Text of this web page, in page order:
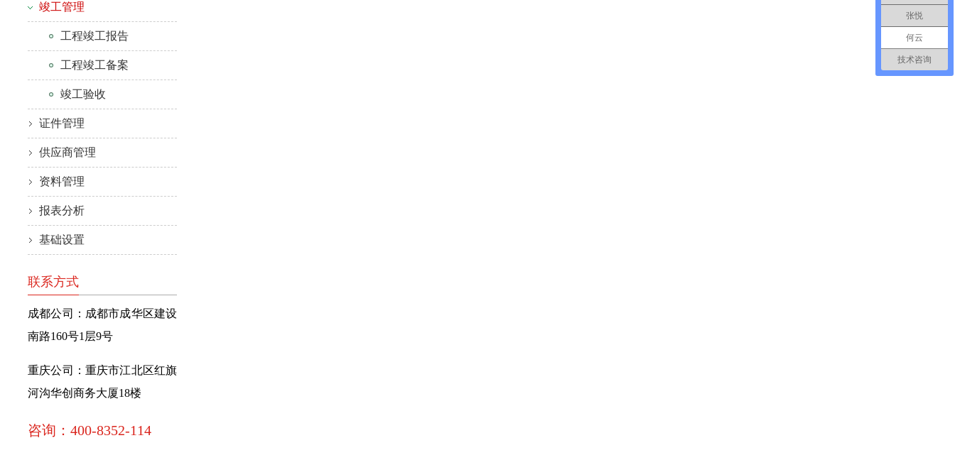
竣工管理
工程竣工报告
工程竣工备案
竣工验收
证件管理
供应商管理
资料管理
报表分析
基础设置
联系方式
成都公司：成都市成华区建设
南路160号1层9号
重庆公司：重庆市江北区红旗
河沟华创商务大厦18楼
咨询：400-8352-114
张悦
何云
技术咨询